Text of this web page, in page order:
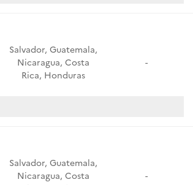
Salvador, Guatemala,
Nicaragua, Costa
Rica, Honduras
-
Salvador, Guatemala,
Nicaragua, Costa
-